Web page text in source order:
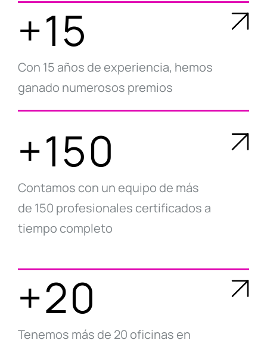
+15
Con 15 años de experiencia, hemos
ganado numerosos premios
+150
Contamos con un equipo de más
de 150 profesionales certificados a
tiempo completo
+20
Tenemos más de 20 oficinas en